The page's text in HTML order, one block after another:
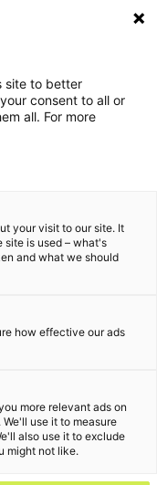
site to better
consent to all or
all. For more
your visit to our site. It
site is used – what's
and what we should
how effective our ads
more relevant ads on
use it to measure
also use it to exclude
might not like.